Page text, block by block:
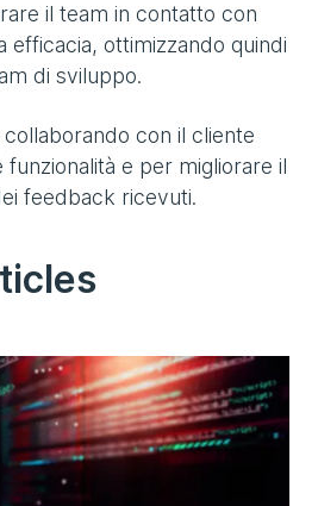
il team in contatto con
efficacia, ottimizzando quindi
di sviluppo.
con il cliente
e per migliorare il
feedback ricevuti.